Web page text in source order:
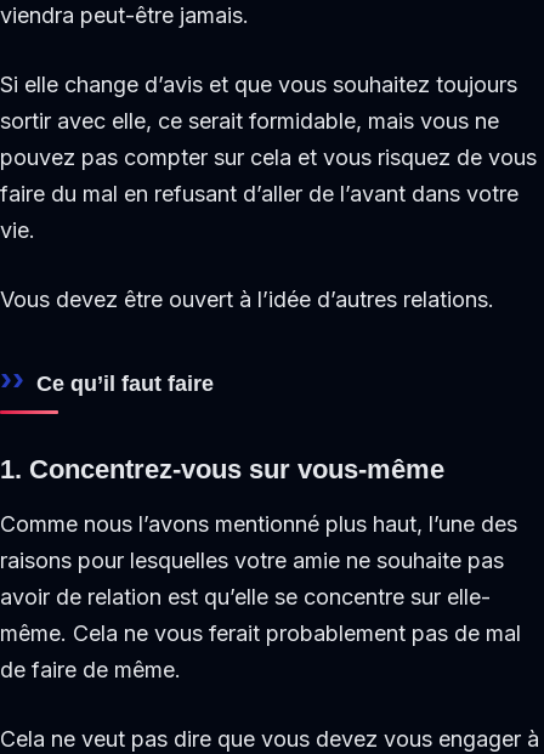
viendra peut-être jamais.
Si elle change d’avis et que vous souhaitez toujours
sortir avec elle, ce serait formidable, mais vous ne
pouvez pas compter sur cela et vous risquez de vous
faire du mal en refusant d’aller de l’avant dans votre
vie.
Vous devez être ouvert à l’idée d’autres relations.
Ce qu’il faut faire
1. Concentrez-vous sur vous-même
Comme nous l’avons mentionné plus haut, l’une des
raisons pour lesquelles votre amie ne souhaite pas
avoir de relation est qu’elle se concentre sur elle-
même. Cela ne vous ferait probablement pas de mal
de faire de même.
Cela ne veut pas dire que vous devez vous engager à